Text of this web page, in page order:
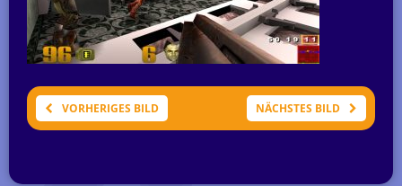
VORHERIGES BILD NÄCHSTES BILD